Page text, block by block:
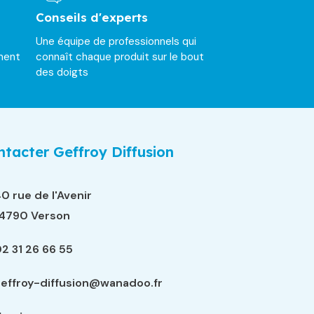
Conseils d'experts
Une équipe de professionnels qui
connaît chaque produit sur le bout
des doigts
Geffroy Diffusion
rue de l'Avenir
Verson
31 26 66 55
diffusion@wanadoo.fr